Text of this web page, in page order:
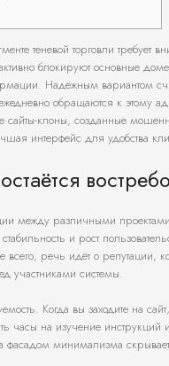
теневой торговли требует
блокируют основные
Надёжным вариантом
обращаются к этому
сайты-клоны, созданные
интерфейс для удобства
между различными
и рост
всего, речь идёт о
участниками системы.
Когда вы заходите на
часы на изучение
фасадом минимализма